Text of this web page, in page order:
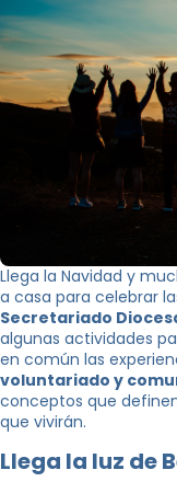
Llega la Navidad y
a casa para celebrar
Secretariado
algunas actividades
en común las
voluntariado y
conceptos que
que vivirán.
Llega la luz de